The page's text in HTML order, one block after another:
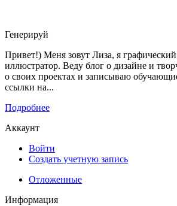
Генерируй
Привет!) Меня зовут Лиза, я
иллюстратор. Веду блог о дизайне и
о своих проектах и записываю
ссылки на...
Подробнее
Аккаунт
Войти
Создать учетную запись
Отложенные
Информация